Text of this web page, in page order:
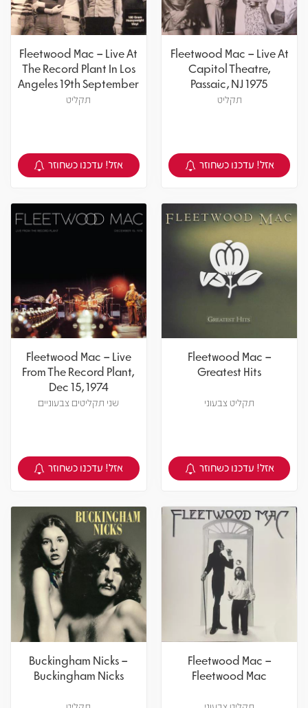
Fleetwood Mac – Live At
Capitol Theatre,
Passaic, NJ 1975
תקליט
צפיה במוצר
אזל! עדכנו כשחוזר
Fleetwood Mac – Live At
The Record Plant In Los
Angeles 19th September
1974
תקליט
צפיה במוצר
אזל! עדכנו כשחוזר
Fleetwood Mac –
Greatest Hits
תקליט צבעוני
צפיה במוצר
אזל! עדכנו כשחוזר
Fleetwood Mac – Live
From The Record Plant,
Dec 15, 1974
שני תקליטים צבעוניים
צפיה במוצר
אזל! עדכנו כשחוזר
Fleetwood Mac –
Fleetwood Mac
Buckingham Nicks –
Buckingham Nicks